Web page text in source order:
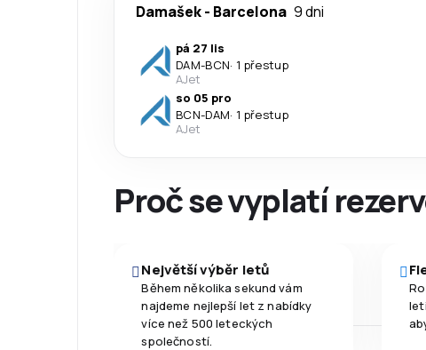
Damašek- Barcelona 9 dni
pá 27 lis
DAM-BCN· 1 přestup
AJet
so 05 pro
BCN-DAM· 1 přestup
AJet
Proč se vyplatí
Největší výběr letů
Během několika sekund vám
najdeme nejlepší let z nabídky
více než 500 leteckých
společností.